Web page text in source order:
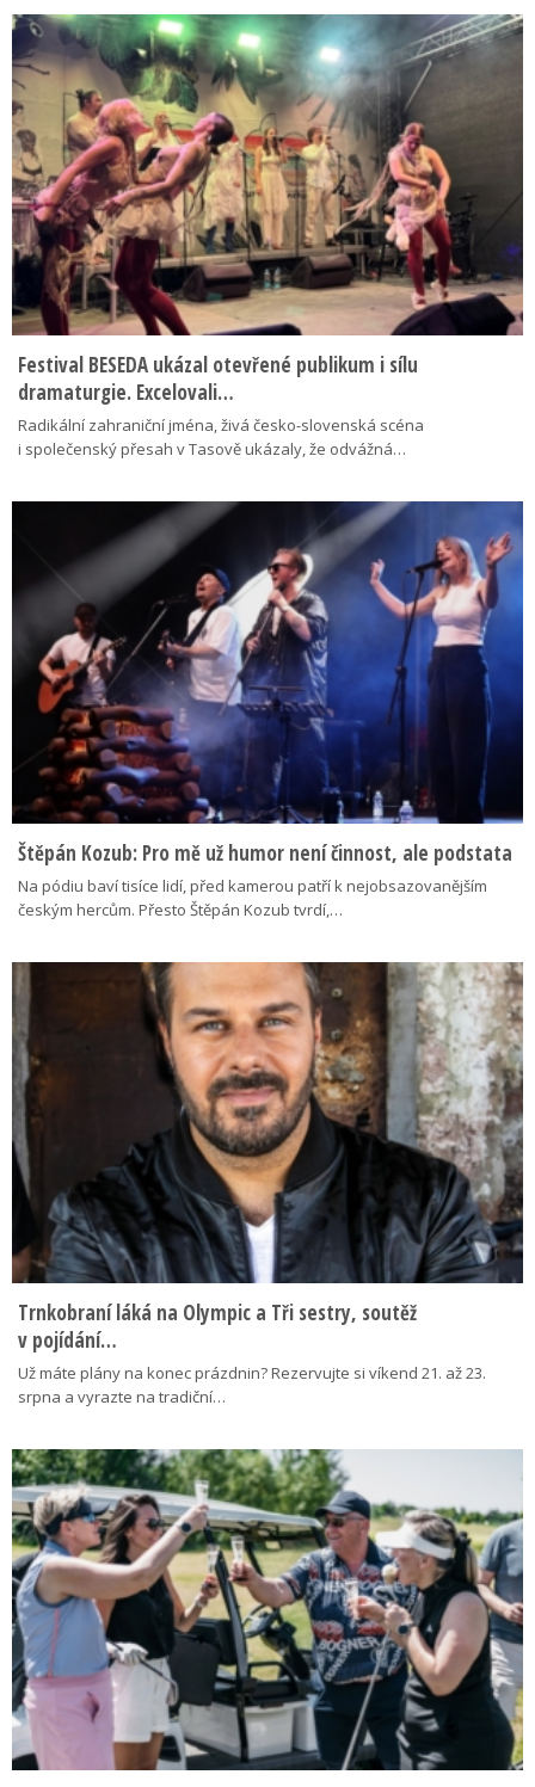
Festival BESEDA ukázal otevřené publikum i sílu
dramaturgie. Excelovali…
Radikální zahraniční jména, živá česko-slovenská scéna
i společenský přesah v Tasově ukázaly, že odvážná…
Štěpán Kozub: Pro mě už humor není činnost, ale podstata
Na pódiu baví tisíce lidí, před kamerou patří k nejobsazovanějším
českým hercům. Přesto Štěpán Kozub tvrdí,…
Trnkobraní láká na Olympic a Tři sestry, soutěž
v pojídání…
Už máte plány na konec prázdnin? Rezervujte si víkend 21. až 23.
srpna a vyrazte na tradiční…